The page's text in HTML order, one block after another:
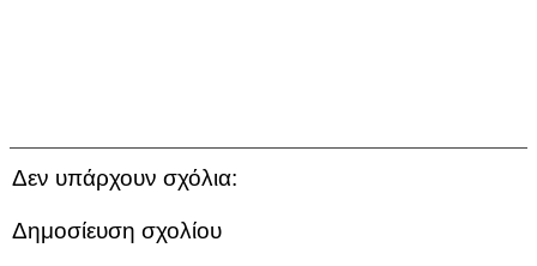
Δεν υπάρχουν σχόλια:
Δημοσίευση σχολίου